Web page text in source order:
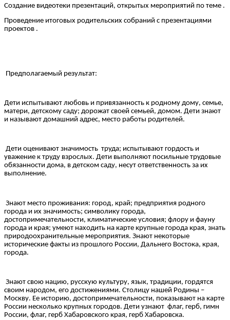
Создание видеотеки презентаций, открытых мероприятий по теме .
Проведение итоговых родительских собраний с презентациями
проектов .
Предполагаемый результат:
Дети испытывают любовь и привязанность к родному дому, семье,
матери, детскому саду; дорожат своей семьей, домом. Дети знают
и называют домашний адрес, место работы родителей.
Дети оценивают значимость труда; испытывают гордость и
уважение к труду взрослых. Дети выполняют посильные трудовые
обязанности дома, в детском саду, несут ответственность за их
выполнение.
Знают место проживания: город, край; предприятия родного
города и их значимость; символику города,
достопримечательности, климатические условия; флору и фауну
города и края; умеют находить на карте крупные города края, знать
природоохранительные мероприятия. Знают некоторые
исторические факты из прошлого России, Дальнего Востока, края,
города.
Знают свою нацию, русскую культуру, язык, традиции, гордятся
своим народом, его достижениями. Столицу нашей Родины –
Москву. Ее историю, достопримечательности, показывают на карте
России несколько крупных городов. Дети узнают флаг, герб, гимн
России, флаг, герб Хабаровского края, герб Хабаровска.